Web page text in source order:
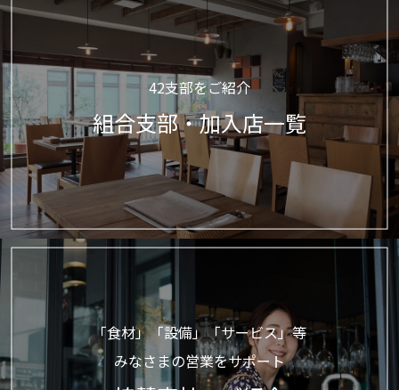
42支部をご紹介
組合支部・加入店一覧
「食材」「設備」「サービス」等
みなさまの営業をサポート